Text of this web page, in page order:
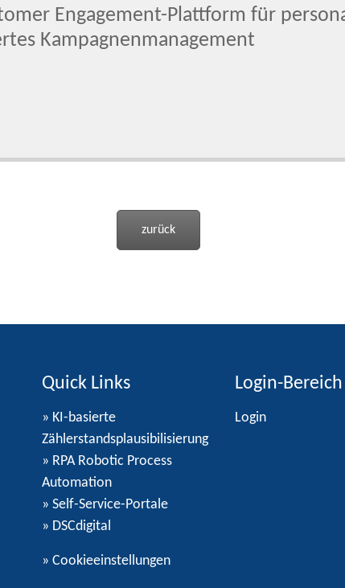
Engagement-Plattform für
Kampagnenmanagement
zurück
Quick Links
» KI-basierte
Zählerstandsplausibilisierung
» RPA Robotic Process
Automation
» Self-Service-Portale
» DSCdigital
» Cookieeinstellungen
Login-Bereich
Login